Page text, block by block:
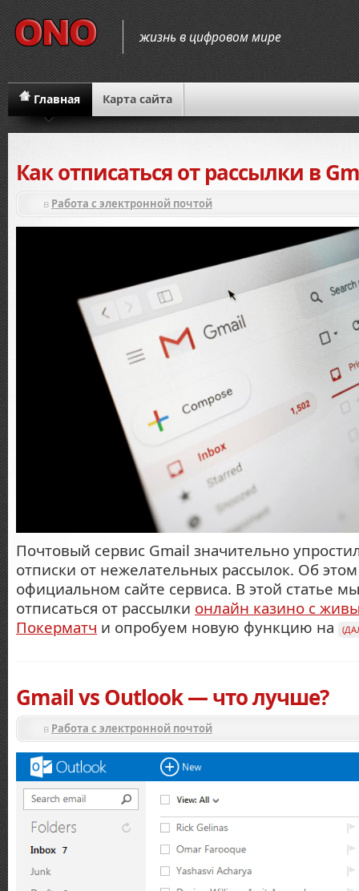
жизнь в цифровом мире
Главная Карта сайта
Как отписаться от рассылки в
в Работа с электронной почтой
Почтовый сервис Gmail значительно
отписки от нежелательных рассылок. Об
официальном сайте сервиса. В этой статье
отписаться от рассылки онлайн казино с
Покерматч и опробуем новую функцию на
Gmail vs Outlook — что лучше?
в Работа с электронной почтой